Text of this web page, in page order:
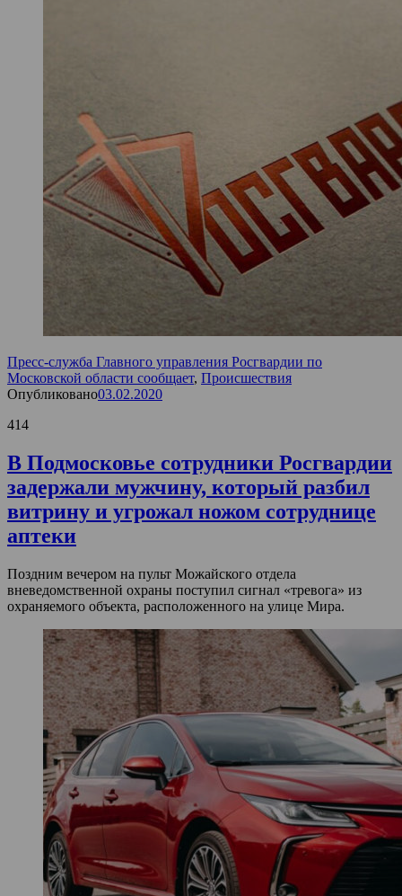
Пресс-служба Главного управления Росгвардии по
Московской области сообщает, Происшествия
Опубликовано03.02.2020
414
В Подмосковье сотрудники Росгвардии
задержали мужчину, который разбил
витрину и угрожал ножом сотруднице
аптеки
Поздним вечером на пульт Можайского отдела
вневедомственной охраны поступил сигнал «тревога» из
охраняемого объекта, расположенного на улице Мира.